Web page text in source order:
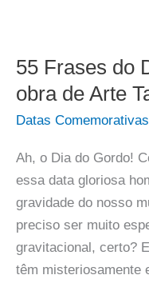
55 Frases do
obra de Arte
Datas Comemorativas
Ah, o Dia do Gordo!
essa data gloriosa
gravidade do nosso
preciso ser muito
gravitacional, certo?
têm misteriosamente